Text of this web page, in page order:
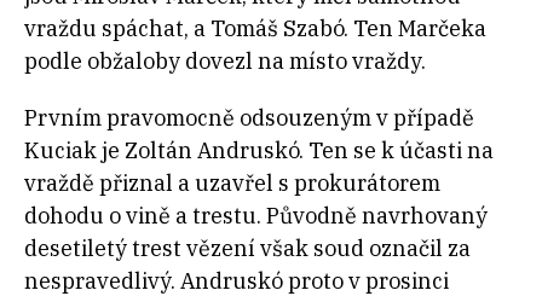
vraždu spáchat, a Tomáš Szabó. Ten Marčeka
podle obžaloby dovezl na místo vraždy.
Prvním pravomocně odsouzeným v případě
Kuciak je Zoltán Andruskó. Ten se k účasti na
vraždě přiznal a uzavřel s prokurátorem
dohodu o vině a trestu. Původně navrhovaný
desetiletý trest vězení však soud označil za
nespravedlivý. Andruskó proto v prosinci